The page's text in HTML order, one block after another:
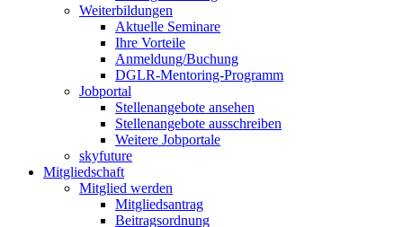
Weiterbildungen
Aktuelle Seminare
Ihre Vorteile
Anmeldung/Buchung
DGLR-Mentoring-Programm
Jobportal
Stellenangebote ansehen
Stellenangebote ausschreiben
Weitere Jobportale
skyfuture
Mitgliedschaft
Mitglied werden
Mitgliedsantrag
Beitragsordnung